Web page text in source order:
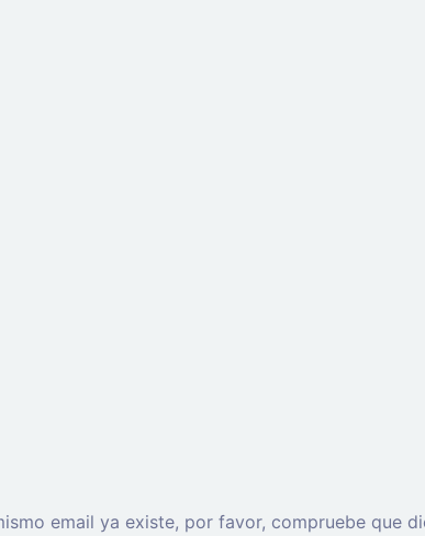
email ya existe, por favor, compruebe que